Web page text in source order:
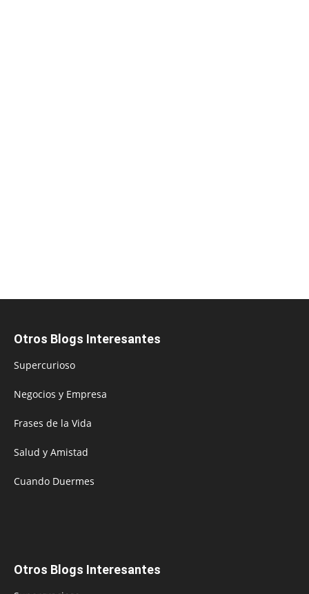
Otros Blogs Interesantes
Supercurioso
Negocios y Empresa
Frases de la Vida
Salud y Amistad
Cuando Duermes
Otros Blogs Interesantes